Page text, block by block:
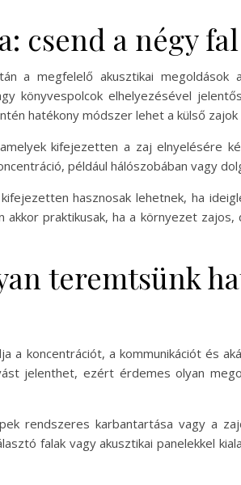
csend a négy
a megfelelő akusztikai megoldások
könyvespolcok elhelyezésével
hatékony módszer lehet a külső
kifejezetten a zaj elnyelésére
például hálószobában vagy
hasznosak lehetnek, ha
akkor praktikusak, ha a környezet
teremtsünk
a koncentrációt, a kommunikációt és
jelenthet, ezért érdemes olyan
rendszeres karbantartása vagy a
falak vagy akusztikai panelekkel